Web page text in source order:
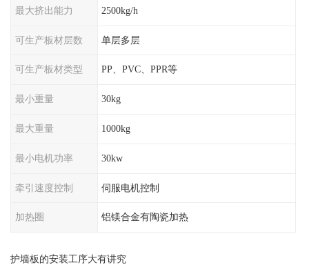
最大挤出能力 2500kg/h
可生产板材层数 单层多层
可生产板材类型 PP、PVC、PPR等
最小重量 30kg
最大重量 1000kg
最小电机功率 30kw
牵引速度控制 伺服电机控制
加热圈 铝镁合金有陶瓷加热
护墙板的安装工序大有讲究